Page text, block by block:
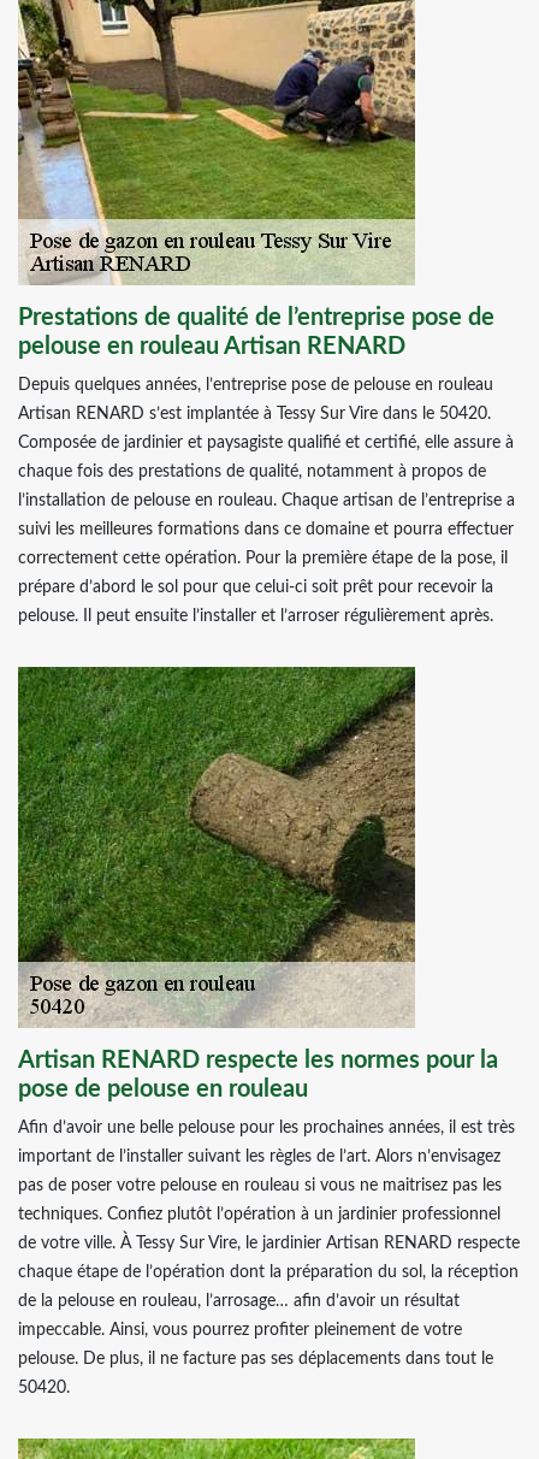
Prestations de qualité de l’entreprise pose de
pelouse en rouleau Artisan RENARD
Depuis quelques années, l’entreprise pose de pelouse en rouleau
Artisan RENARD s’est implantée à Tessy Sur Vire dans le 50420.
Composée de jardinier et paysagiste qualifié et certifié, elle assure à
chaque fois des prestations de qualité, notamment à propos de
l’installation de pelouse en rouleau. Chaque artisan de l’entreprise a
suivi les meilleures formations dans ce domaine et pourra effectuer
correctement cette opération. Pour la première étape de la pose, il
prépare d’abord le sol pour que celui-ci soit prêt pour recevoir la
pelouse. Il peut ensuite l’installer et l’arroser régulièrement après.
Artisan RENARD respecte les normes pour la
pose de pelouse en rouleau
Afin d’avoir une belle pelouse pour les prochaines années, il est très
important de l’installer suivant les règles de l’art. Alors n’envisagez
pas de poser votre pelouse en rouleau si vous ne maitrisez pas les
techniques. Confiez plutôt l’opération à un jardinier professionnel
de votre ville. À Tessy Sur Vire, le jardinier Artisan RENARD respecte
chaque étape de l’opération dont la préparation du sol, la réception
de la pelouse en rouleau, l’arrosage… afin d’avoir un résultat
impeccable. Ainsi, vous pourrez profiter pleinement de votre
pelouse. De plus, il ne facture pas ses déplacements dans tout le
50420.